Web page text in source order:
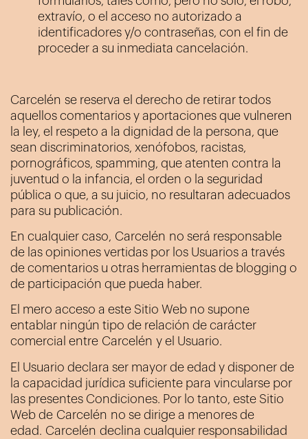
extravío, o el acceso no autorizado a
identificadores y/o contraseñas, con el fin de
proceder a su inmediata cancelación.
Carcelén se reserva el derecho de retirar todos
aquellos comentarios y aportaciones que vulneren
la ley, el respeto a la dignidad de la persona, que
sean discriminatorios, xenófobos, racistas,
pornográficos, spamming, que atenten contra la
juventud o la infancia, el orden o la seguridad
pública o que, a su juicio, no resultaran adecuados
para su publicación.
En cualquier caso, Carcelén no será responsable
de las opiniones vertidas por los Usuarios a través
de comentarios u otras herramientas de blogging o
de participación que pueda haber.
El mero acceso a este Sitio Web no supone
entablar ningún tipo de relación de carácter
comercial entre Carcelén y el Usuario.
El Usuario declara ser mayor de edad y disponer de
la capacidad jurídica suficiente para vincularse por
las presentes Condiciones. Por lo tanto, este Sitio
Web de Carcelén no se dirige a menores de
edad. Carcelén declina cualquier responsabilidad